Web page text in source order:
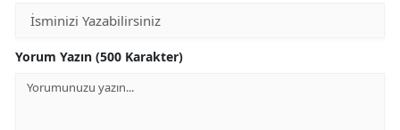
Yorum Yazın (500 Karakter)